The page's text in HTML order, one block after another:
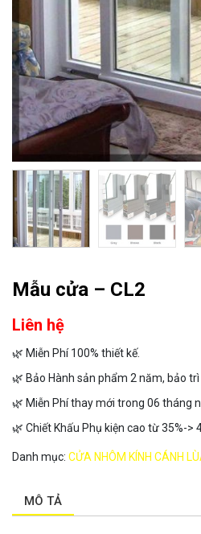
Mẫu cửa – CL2
Liên hệ
🌿 Miễn Phí 100% thiết kế.
🌿 Bảo Hành sản phẩm 2 năm, bảo trì
🌿 Miễn Phí thay mới trong 06 tháng
🌿 Chiết Khấu Phụ kiện cao từ 35%->
Danh mục: CỬA NHÔM KÍNH CÁNH
MÔ TẢ